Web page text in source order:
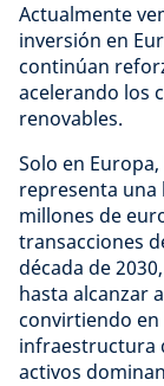
Actualmente
inversión en
continúan
acelerando los
renovables.
Solo en
representa una
millones de
transacciones
década de
hasta alcanzar
convirtiendo en
infraestructura
activos